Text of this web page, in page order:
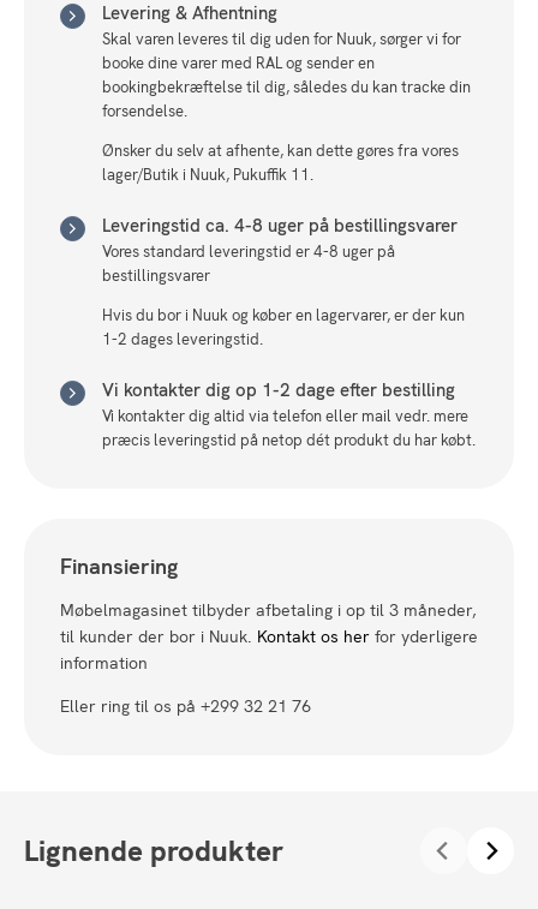
Levering & Afhentning
Skal varen leveres til dig uden for Nuuk, sørger vi for
booke dine varer med RAL og sender en
bookingbekræftelse til dig, således du kan tracke din
forsendelse.
Ønsker du selv at afhente, kan dette gøres fra vores
lager/Butik i Nuuk, Pukuffik 11.
Leveringstid ca. 4-8 uger på bestillingsvarer
Vores standard leveringstid er 4-8 uger på
bestillingsvarer
Hvis du bor i Nuuk og køber en lagervarer, er der kun
1-2 dages leveringstid.
Vi kontakter dig op 1-2 dage efter bestilling
Vi kontakter dig altid via telefon eller mail vedr. mere
præcis leveringstid på netop dét produkt du har købt.
Finansiering
Møbelmagasinet tilbyder afbetaling i op til 3 måneder,
til kunder der bor i Nuuk. Kontakt os her for yderligere
information
Eller ring til os på +299 32 21 76
Lignende produkter